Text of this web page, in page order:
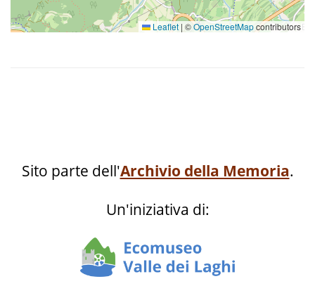
Leaflet | ©OpenStreetMapcontributors
Sito parte dell'Archivio della Memoria.
Un'iniziativa di: